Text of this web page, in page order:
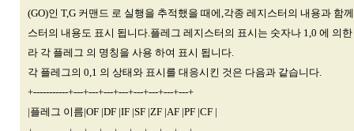
(GO)인 T,G 커맨드 로 실행을 추적했을 때에,각종 레지스터의 내용과 함
스터의 내용도 표시 됩니다.플레그 레지스터의 표시는 숫자나 1,0 에 의
라 각 플레그 의 명칭을 사용 하여 표시 됩니다.
각 플레그의 0,1 의 상태와 표시를 대응시킨 것은 다음과 같습니다.
+-----------+---+---+---+---+---+---+---+---+
|플레그 이름|OF |DF |IF |SF |ZF |AF |PF |CF |